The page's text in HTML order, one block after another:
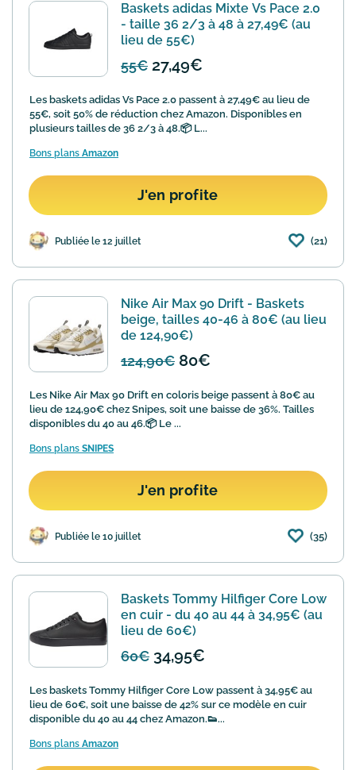
Baskets adidas Mixte Vs Pace 2.0
- taille 36 2/3 à 48 à 27,49€ (au
lieu de 55€)
55€ 27,49€
Les baskets adidas Vs Pace 2.0 passent à 27,49€ au lieu de
55€, soit 50% de réduction chez Amazon. Disponibles en
plusieurs tailles de 36 2/3 à 48.📦 L...
Bons plans Amazon
J'en profite
Publiée le 12 juillet (21)
Nike Air Max 90 Drift - Baskets
beige, tailles 40-46 à 80€ (au lieu
de 124,90€)
124,90€ 80€
Les Nike Air Max 90 Drift en coloris beige passent à 80€ au
lieu de 124,90€ chez Snipes, soit une baisse de 36%. Tailles
disponibles du 40 au 46.📦 Le ...
Bons plans SNIPES
J'en profite
Publiée le 10 juillet (35)
Baskets Tommy Hilfiger Core Low
en cuir - du 40 au 44 à 34,95€ (au
lieu de 60€)
60€ 34,95€
Les baskets Tommy Hilfiger Core Low passent à 34,95€ au
lieu de 60€, soit une baisse de 42% sur ce modèle en cuir
disponible du 40 au 44 chez Amazon.👟...
Bons plans Amazon